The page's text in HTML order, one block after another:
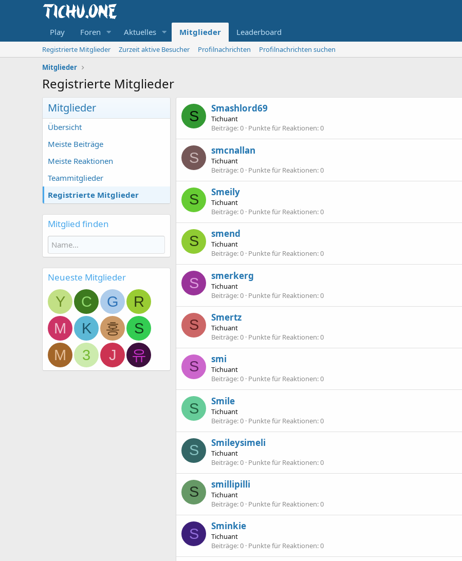
Play Foren Aktuelles Mitglieder Leaderboard
Registrierte Mitglieder Zurzeit aktive Besucher Profilnachrichten
Profilnachrichten suchen
Mitglieder
Registrierte Mitglieder
Mitglieder
Übersicht
Meiste Beiträge
Meiste Reaktionen
Teammitglieder
Registrierte Mitglieder
Mitglied finden
Neueste Mitglieder
Y C G
R
M
K 홍
S
M
3 J 유
S Smashlord69
Tichuant
Beiträge 0 Punkte für Reaktionen 0
S smcnallan
Tichuant
Beiträge 0 Punkte für Reaktionen 0
S Smeily
Tichuant
Beiträge 0 Punkte für Reaktionen 0
S smend
Tichuant
Beiträge 0 Punkte für Reaktionen 0
S smerkerg
Tichuant
Beiträge 0 Punkte für Reaktionen 0
S Smertz
Tichuant
Beiträge 0 Punkte für Reaktionen 0
S smi
Tichuant
Beiträge 0 Punkte für Reaktionen 0
S Smile
Tichuant
Beiträge 0 Punkte für Reaktionen 0
S Smileysimeli
Tichuant
Beiträge 0 Punkte für Reaktionen 0
S smillipilli
Tichuant
Beiträge 0 Punkte für Reaktionen 0
S Sminkie
Tichuant
Beiträge 0 Punkte für Reaktionen 0